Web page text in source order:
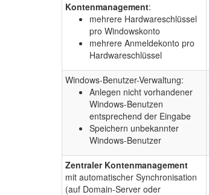
Kontenmanagement:
mehrere Hardwareschlüssel
pro Windowskonto
mehrere Anmeldekonto pro
Hardwareschlüssel
Windows-Benutzer-Verwaltung:
Anlegen nicht vorhandener
Windows-Benutzen
entsprechend der Eingabe
Speichern unbekannter
Windows-Benutzer
Zentraler Kontenmanagement
mit automatischer Synchronisation
(auf Domain-Server oder